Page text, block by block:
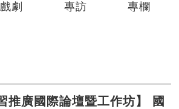
戲劇 專訪
專欄
推廣國際論壇暨工作坊】 國